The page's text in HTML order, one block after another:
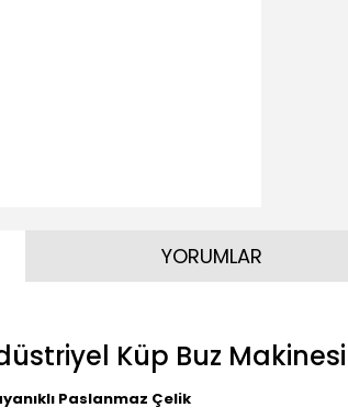
Küp Buz Makinesi
Paslanmaz Çelik
YORUMLAR